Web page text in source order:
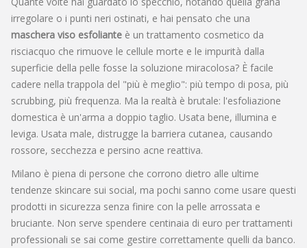
irregolare o i punti neri ostinati, e hai pensato che una
maschera viso esfoliante è un trattamento cosmetico da
risciacquo che rimuove le cellule morte e le impurità dalla
superficie della pelle fosse la soluzione miracolosa? È facile
cadere nella trappola del "più è meglio": più tempo di posa, più
scrubbing, più frequenza. Ma la realtà è brutale: l'esfoliazione
domestica è un'arma a doppio taglio. Usata bene, illumina e
leviga. Usata male, distrugge la barriera cutanea, causando
rossore, secchezza e persino acne reattiva.
Milano è piena di persone che corrono dietro alle ultime
tendenze skincare sui social, ma pochi sanno come usare questi
prodotti in sicurezza senza finire con la pelle arrossata e
bruciante. Non serve spendere centinaia di euro per trattamenti
professionali se sai come gestire correttamente quelli da banco.